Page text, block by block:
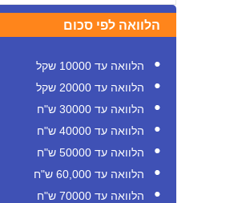
הלוואה לפי סכום
הלוואה עד 10000 שקל
הלוואה עד 20000 שקל
הלוואה עד 30000 ש"ח
הלוואה עד 40000 ש"ח
הלוואה עד 50000 ש"ח
הלוואה עד 60,000 ש"ח
הלוואה עד 70000 ש"ח